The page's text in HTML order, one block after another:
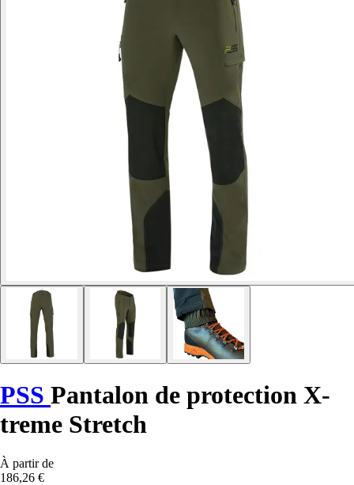
PSS Pantalon de protection X-
treme Stretch
À partir de
186,26 €